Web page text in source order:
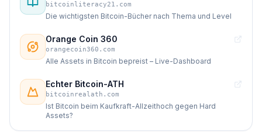
bitcoinliteracy21.com
Die wichtigsten Bitcoin-Bücher nach Thema und Level
Orange Coin 360
orangecoin360.com
Alle Assets in Bitcoin bepreist – Live-Dashboard
Echter Bitcoin-ATH
bitcoinrealath.com
Ist Bitcoin beim Kaufkraft-Allzeithoch gegen Hard
Assets?